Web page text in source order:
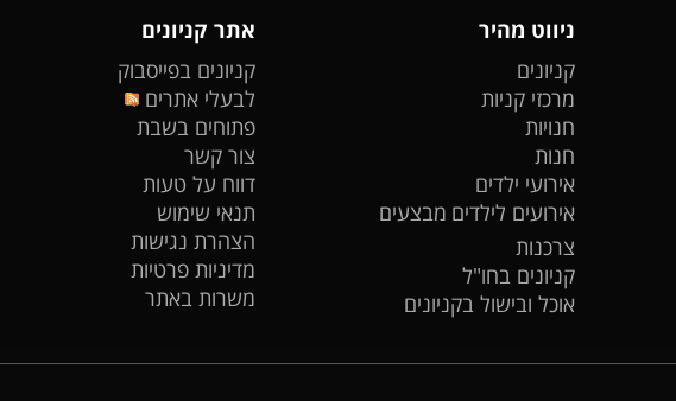
ניווט מהיר
קניונים
מרכזי קניות
חנויות
חנות
אירועי ילדים
אירועים לילדים מבצעים
צרכנות
קניונים בחו"ל
אוכל ובישול בקניונים
אתר קניונים
קניונים בפייסבוק
לבעלי אתרים
פתוחים בשבת
צור קשר
דווח על טעות
תנאי שימוש
הצהרת נגישות
מדיניות פרטיות
משרות באתר